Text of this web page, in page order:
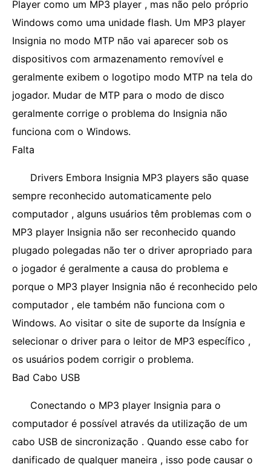
Player como um MP3 player , mas não pelo próprio
Windows como uma unidade flash. Um MP3 player
Insignia no modo MTP não vai aparecer sob os
dispositivos com armazenamento removível e
geralmente exibem o logotipo modo MTP na tela do
jogador. Mudar de MTP para o modo de disco
geralmente corrige o problema do Insignia não
funciona com o Windows.
Falta
Drivers Embora Insignia MP3 players são quase
sempre reconhecido automaticamente pelo
computador , alguns usuários têm problemas com o
MP3 player Insignia não ser reconhecido quando
plugado polegadas não ter o driver apropriado para
o jogador é geralmente a causa do problema e
porque o MP3 player Insignia não é reconhecido pelo
computador , ele também não funciona com o
Windows. Ao visitar o site de suporte da Insígnia e
selecionar o driver para o leitor de MP3 específico ,
os usuários podem corrigir o problema.
Bad Cabo USB
Conectando o MP3 player Insignia para o
computador é possível através da utilização de um
cabo USB de sincronização . Quando esse cabo for
danificado de qualquer maneira , isso pode causar o